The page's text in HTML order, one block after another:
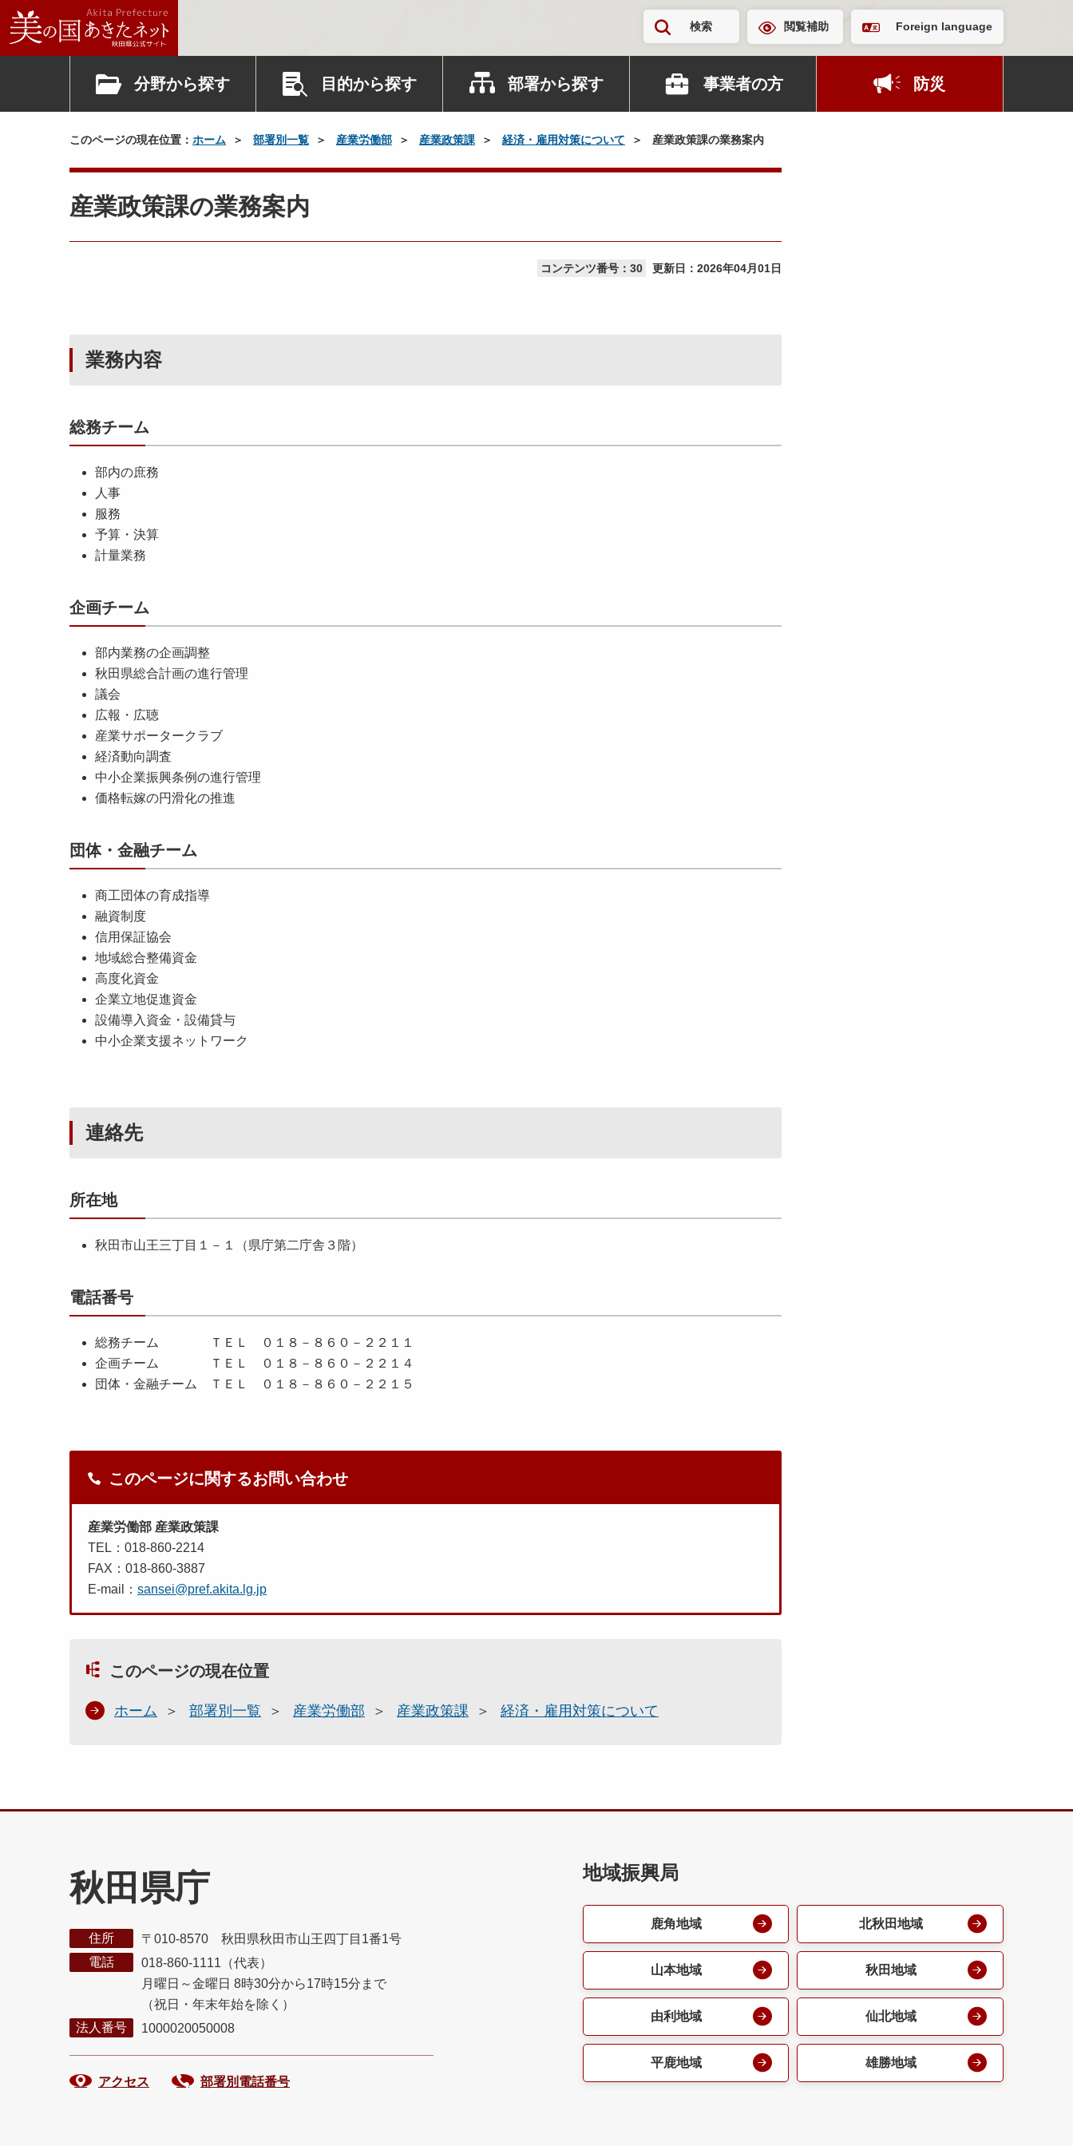
検索 閲覧補助 Foreign language
分野から探す 目的から探す 部署から探す 事業者の方 防災
このページの現在位置： ホーム 部署別一覧 産業労働部 産業政策課 経済・雇用対策について 産業政策課の業務案内
産業政策課の業務案内
コンテンツ番号：30 更新日： 2026年04月01日
業務内容
総務チーム
部内の庶務
人事
服務
予算・決算
計量業務
企画チーム
部内業務の企画調整
秋田県総合計画の進行管理
議会
広報・広聴
産業サポータークラブ
経済動向調査
中小企業振興条例の進行管理
価格転嫁の円滑化の推進
団体・金融チーム
商工団体の育成指導
融資制度
信用保証協会
地域総合整備資金
高度化資金
企業立地促進資金
設備導入資金・設備貸与
中小企業支援ネットワーク
連絡先
所在地
秋田市山王三丁目１－１（県庁第二庁舎３階）
電話番号
総務チーム ＴＥＬ ０１８－８６０－２２１１
企画チーム ＴＥＬ ０１８－８６０－２２１４
団体・金融チーム ＴＥＬ ０１８－８６０－２２１５
このページに関するお問い合わせ
産業労働部 産業政策課
TEL：018-860-2214
FAX：018-860-3887
E-mail： sansei@pref.akita.lg.jp
このページの現在位置
ホーム 部署別一覧 産業労働部 産業政策課 経済・雇用対策について
秋田県庁
住所
〒010-8570 秋田県秋田市山王四丁目1番1号
電話
018-860-1111（代表）
月曜日～金曜日 8時30分から17時15分まで
（祝日・年末年始を除く）
法人番号
1000020050008
アクセス 部署別電話番号
地域振興局
鹿角地域 北秋田地域
山本地域 秋田地域
由利地域 仙北地域
平鹿地域 雄勝地域